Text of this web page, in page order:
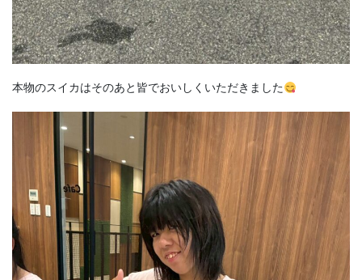
本物のスイカはそのあと皆でおいしくいただきました